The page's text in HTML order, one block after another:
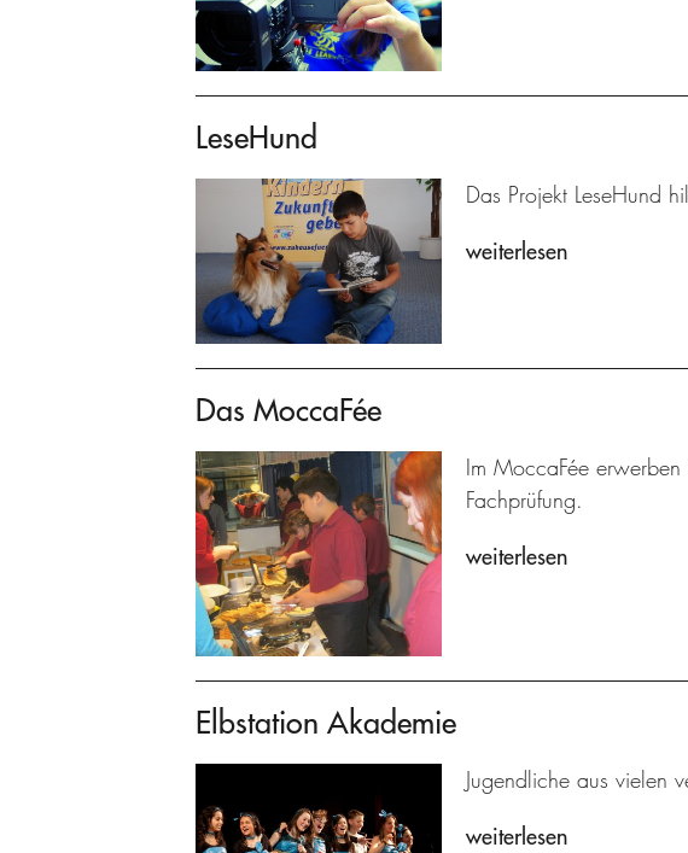
LeseHund
Das Projekt LeseHund
weiterlesen
Das MoccaFée
Im MoccaFée erwerben
Fachprüfung.
weiterlesen
Elbstation Akademie
Jugendliche aus vielen
weiterlesen